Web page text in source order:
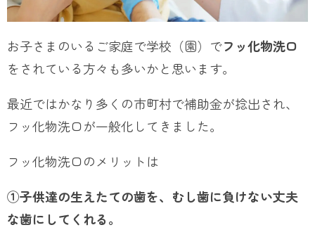
お子さまのいるご家庭で学校（園）でフッ化物洗口
をされている方々も多いかと思います。
最近ではかなり多くの市町村で補助金が捻出され、
フッ化物洗口が一般化してきました。
フッ化物洗口のメリットは
①子供達の生えたての歯を、むし歯に負けない丈夫
な歯にしてくれる。